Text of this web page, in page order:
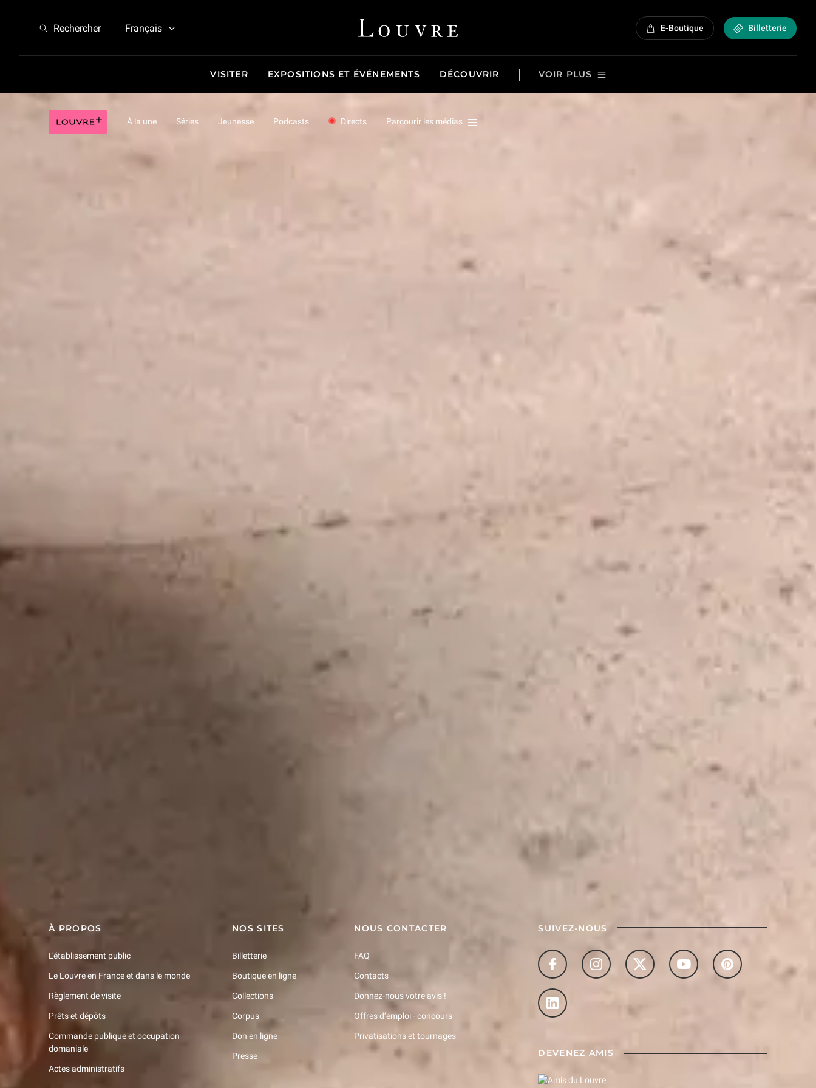
Rechercher Français Louvre - Retour à l'accueil E-Boutique Billetterie
VISITER EXPOSITIONS ET ÉVÉNEMENTS DÉCOUVRIR VOIR PLUS
À la une Séries Jeunesse Podcasts Directs Parcourir les médias
Campus Louvre - Carte blanche aux étudiants !
Futurs musiciens, historiens de l'art, chanteurs, bijoutiers ... Médiateurs le temps d'une soirée, les étudiants de disciplines variées partagent avec vous leur regard original sur le Louvre lors d’une
À PROPOS
L'établissement public
Le Louvre en France et dans le monde
Règlement de visite
Prêts et dépôts
Commande publique et occupation
domaniale
Actes administratifs
NOS SITES
Billetterie
Boutique en ligne
Collections
Corpus
Don en ligne
Presse
NOUS CONTACTER
FAQ
Contacts
Donnez-nous votre avis !
Offres d’emploi - concours
Privatisations et tournages
SUIVEZ-NOUS
DEVENEZ AMIS